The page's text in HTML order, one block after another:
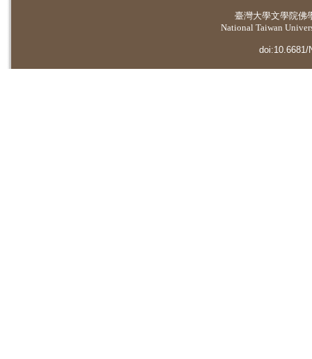
臺灣大學文學院佛
National Taiwan
doi:10.6681/